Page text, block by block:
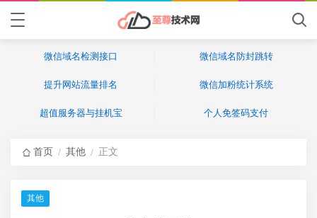
微信域名检测接口 微信域名防封跳转
提升网站流量排名 微信加粉统计系统
超值服务器与挂机宝 个人免签码支付
首页 / 其他 / 正文
其他